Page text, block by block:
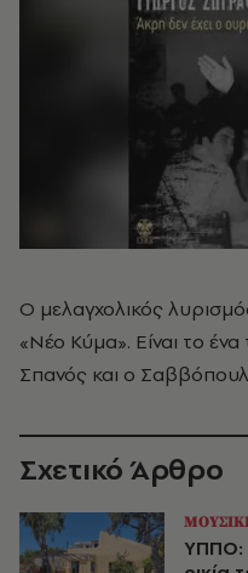
Ο μελαγχολικός
«Νέο Κύμα». Είναι το
Σπανός και ο
Σχετικό Άρθρο
ΥΠΠΟ: